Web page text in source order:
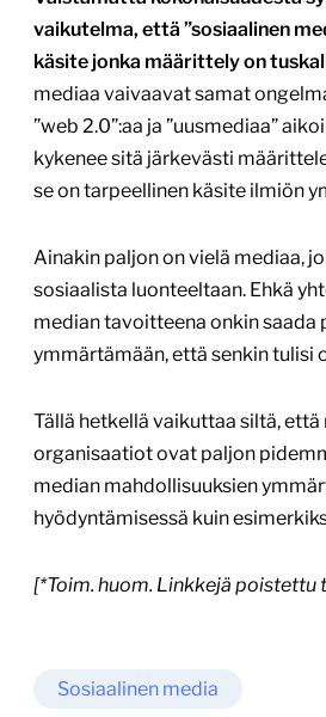
vaikutelma, että ”sosiaalinen
käsite jonka määrittely on
mediaa vaivaavat samat
”web 2.0”:aa ja ”uusmediaa”
kykenee sitä järkevästi
se on tarpeellinen käsite ilmiön
Ainakin paljon on vielä mediaa,
sosiaalista luonteeltaan. Ehkä
median tavoitteena onkin saada
ymmärtämään, että senkin tulisi
Tällä hetkellä vaikuttaa siltä,
organisaatiot ovat paljon
median mahdollisuuksien
hyödyntämisessä kuin
[*Toim. huom. Linkkejä
Sosiaalinen media